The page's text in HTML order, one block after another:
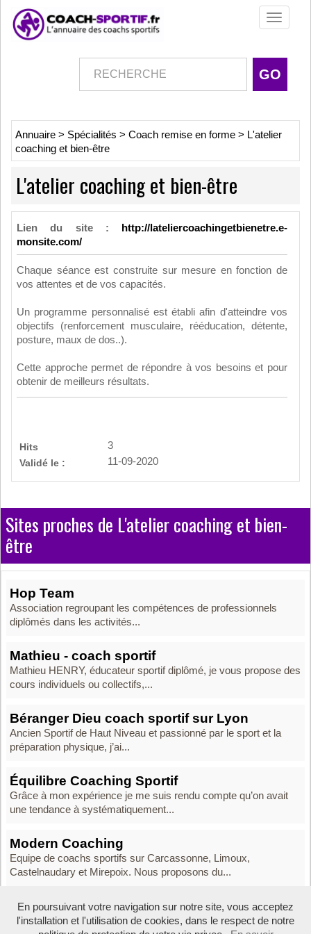
Toggle
Annuaire > Spécialités > Coach remise en forme > L'atelier
coaching et bien-être
L'atelier coaching et bien-être
Lien du site :
http://lateliercoachingetbienetre.e-
monsite.com/
Chaque séance est construite sur mesure en fonction de
vos attentes et de vos capacités.
Un programme personnalisé est établi afin d'atteindre vos
objectifs (renforcement musculaire, rééducation, détente,
posture, maux de dos..).
Cette approche permet de répondre à vos besoins et pour
obtenir de meilleurs résultats.​
Hits
3
Validé le :
11-09-2020
Sites proches de L'atelier coaching et bien-
être
Hop Team
Association regroupant les compétences de professionnels
diplômés dans les activités...
Mathieu - coach sportif
Mathieu HENRY, éducateur sportif diplômé, je vous propose des
cours individuels ou collectifs,...
Béranger Dieu coach sportif sur Lyon
Ancien Sportif de Haut Niveau et passionné par le sport et la
préparation physique, j’ai...
Équilibre Coaching Sportif
Grâce à mon expérience je me suis rendu compte qu’on avait
une tendance à systématiquement...
Modern Coaching
Equipe de coachs sportifs sur Carcassonne, Limoux,
Castelnaudary et Mirepoix. Nous proposons du...
En poursuivant votre navigation sur notre site, vous acceptez
l'installation et l'utilisation de cookies, dans le respect de notre